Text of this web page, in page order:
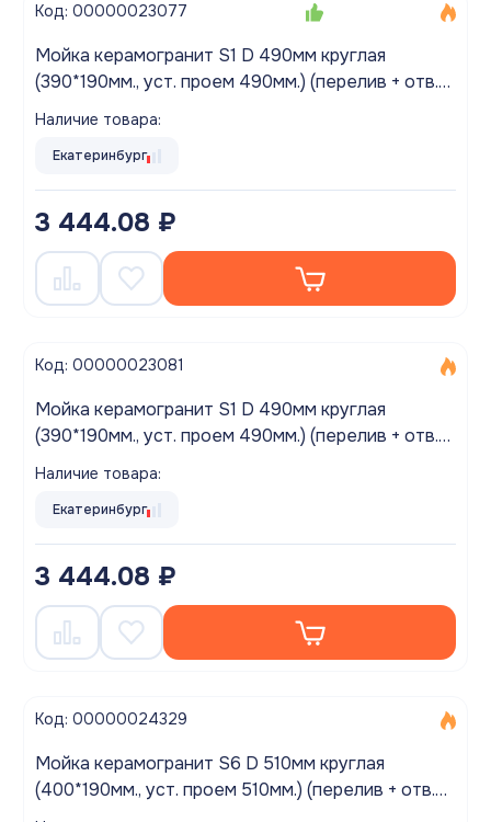
Код: 00000023077
Мойка керамогранит S1 D 490мм круглая
(390*190мм., уст. проем 490мм.) (перелив + отв.
Наличие товара:
Екатеринбург
3 444.08 ₽
Код: 00000023081
Мойка керамогранит S1 D 490мм круглая
(390*190мм., уст. проем 490мм.) (перелив + отв.
Наличие товара:
Екатеринбург
3 444.08 ₽
Код: 00000024329
Мойка керамогранит S6 D 510мм круглая
(400*190мм., уст. проем 510мм.) (перелив + отв.